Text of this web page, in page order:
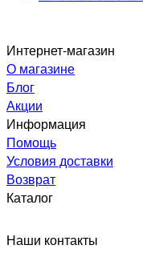
Интернет-магазин
О магазине
Блог
Акции
Информация
Помощь
Условия доставки
Возврат
Каталог
Наши контакты